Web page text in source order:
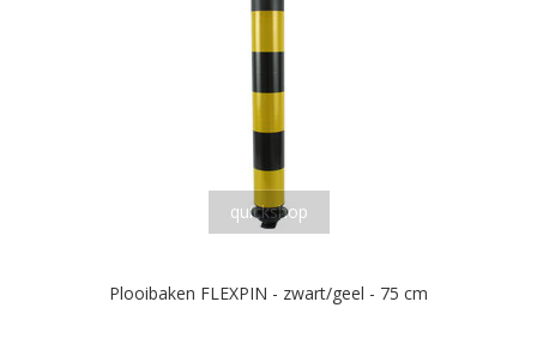
quickshop
Plooibaken FLEXPIN - zwart/geel - 75 cm